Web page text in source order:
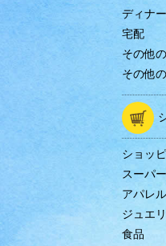
ディナ
宅配
その他
その他
ショッ
スーパ
アパレ
ジュエ
食品